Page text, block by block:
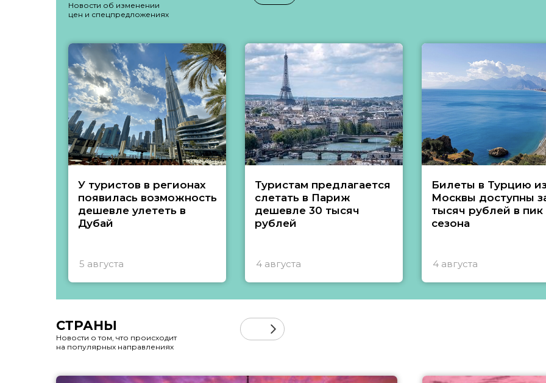
Новости об изменении
цен и спецпредложениях
У туристов в регионах
появилась возможность
дешевле улететь в
Дубай
5 августа
Туристам предлагается
слетать в Париж
дешевле 30 тысяч
рублей
4 августа
Билеты в Турцию из
Москвы доступны
тысяч рублей в пик
сезона
4 августа
СТРАНЫ
Новости о том, что происходит
на популярных направлениях